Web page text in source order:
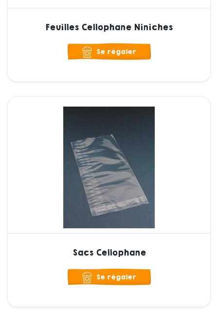
Feuilles Cellophane Niniches
Se régaler
Sacs Cellophane
Se régaler